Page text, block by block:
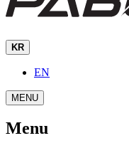
KR
EN
MENU
Menu